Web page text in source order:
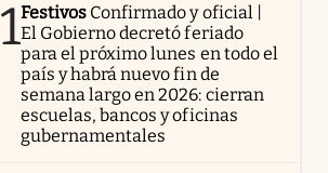
1Festivos Confirmado y oficial |
El Gobierno decretó feriado
para el próximo lunes en todo el
país y habrá nuevo fin de
semana largo en 2026: cierran
escuelas, bancos y oficinas
gubernamentales